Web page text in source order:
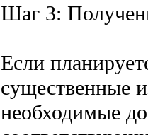
Шаг 3:
Если
существенные
необходимые